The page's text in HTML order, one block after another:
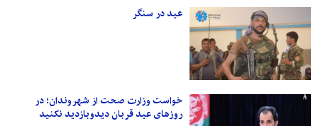
عید در سنگر
خواست وزارت صحت از شهروندان؛ در
روزهای عید قربان دیدوبازدید نکنید